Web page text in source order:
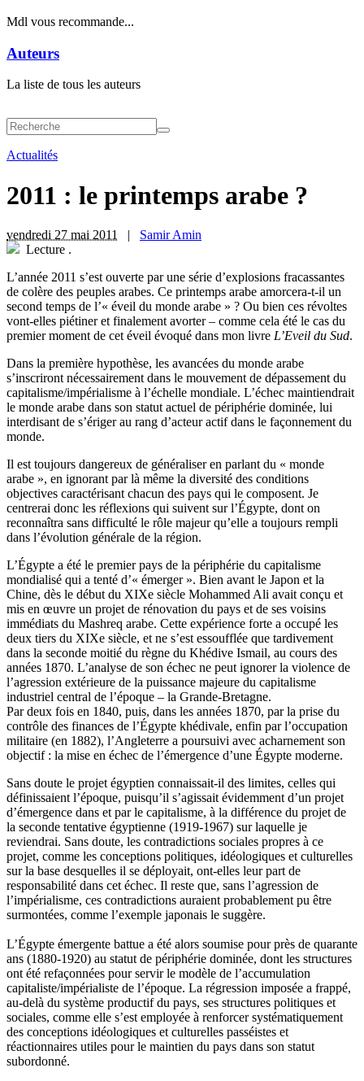
Mdl vous recommande...
Auteurs
La liste de tous les auteurs
Actualités
2011 : le printemps arabe ?
vendredi 27 mai 2011 | Samir Amin
Lecture .
L’année 2011 s’est ouverte par une série d’explosions fracassantes
de colère des peuples arabes. Ce printemps arabe amorcera-t-il un
second temps de l’« éveil du monde arabe » ? Ou bien ces révoltes
vont-elles piétiner et finalement avorter – comme cela été le cas du
premier moment de cet éveil évoqué dans mon livre L’Eveil du Sud.
Dans la première hypothèse, les avancées du monde arabe
s’inscriront nécessairement dans le mouvement de dépassement du
capitalisme/impérialisme à l’échelle mondiale. L’échec maintiendrait
le monde arabe dans son statut actuel de périphérie dominée, lui
interdisant de s’ériger au rang d’acteur actif dans le façonnement du
monde.
Il est toujours dangereux de généraliser en parlant du « monde
arabe », en ignorant par là même la diversité des conditions
objectives caractérisant chacun des pays qui le composent. Je
centrerai donc les réflexions qui suivent sur l’Égypte, dont on
reconnaîtra sans difficulté le rôle majeur qu’elle a toujours rempli
dans l’évolution générale de la région.
L’Égypte a été le premier pays de la périphérie du capitalisme
mondialisé qui a tenté d’« émerger ». Bien avant le Japon et la
Chine, dès le début du XIXe siècle Mohammed Ali avait conçu et
mis en œuvre un projet de rénovation du pays et de ses voisins
immédiats du Mashreq arabe. Cette expérience forte a occupé les
deux tiers du XIXe siècle, et ne s’est essoufflée que tardivement
dans la seconde moitié du règne du Khédive Ismail, au cours des
années 1870. L’analyse de son échec ne peut ignorer la violence de
l’agression extérieure de la puissance majeure du capitalisme
industriel central de l’époque – la Grande-Bretagne.
Par deux fois en 1840, puis, dans les années 1870, par la prise du
contrôle des finances de l’Égypte khédivale, enfin par l’occupation
militaire (en 1882), l’Angleterre a poursuivi avec acharnement son
objectif : la mise en échec de l’émergence d’une Égypte moderne.
Sans doute le projet égyptien connaissait-il des limites, celles qui
définissaient l’époque, puisqu’il s’agissait évidemment d’un projet
d’émergence dans et par le capitalisme, à la différence du projet de
la seconde tentative égyptienne (1919-1967) sur laquelle je
reviendrai. Sans doute, les contradictions sociales propres à ce
projet, comme les conceptions politiques, idéologiques et culturelles
sur la base desquelles il se déployait, ont-elles leur part de
responsabilité dans cet échec. Il reste que, sans l’agression de
l’impérialisme, ces contradictions auraient probablement pu être
surmontées, comme l’exemple japonais le suggère.
L’Égypte émergente battue a été alors soumise pour près de quarante
ans (1880-1920) au statut de périphérie dominée, dont les structures
ont été refaçonnées pour servir le modèle de l’accumulation
capitaliste/impérialiste de l’époque. La régression imposée a frappé,
au-delà du système productif du pays, ses structures politiques et
sociales, comme elle s’est employée à renforcer systématiquement
des conceptions idéologiques et culturelles passéistes et
réactionnaires utiles pour le maintien du pays dans son statut
subordonné.